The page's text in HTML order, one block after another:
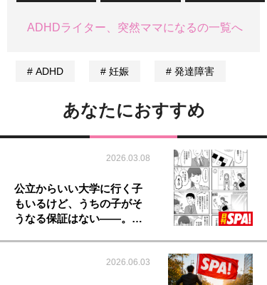
ADHDライター、突然ママになるの一覧へ
ADHD 妊娠 発達障害
あなたにおすすめ
2026.03.08
公立からいい大学に行く子
もいるけど、うちの子がそ
うなる保証はない――。…
2026.06.03